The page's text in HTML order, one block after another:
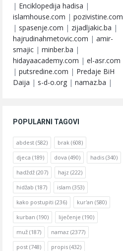
| Enciklopedija hadisa |
islamhouse.com | pozivistine.com
| spasenje.com | zijadljakic.ba |
hajrudinahmetovic.com | amir-
smajic | minber.ba |
hidayaacademy.com | el-asr.com
| putsredine.com | Predaje BiH
Daija | s-d-o.org | namaz.ba |
POPULARNI TAGOVI
abdest (582) brak (608)
djeca (189) dova (490) hadis (340)
hadždž (207) hajz (222)
hidžab (187) islam (353)
kako postupiti (236) kur'an (580)
kurban (190) liječenje (190)
muž (187) namaz (2377)
post (748) propis (432)